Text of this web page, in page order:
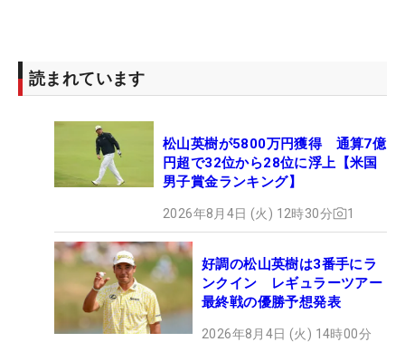
読まれています
松山英樹が5800万円獲得 通算7億
円超で32位から28位に浮上【米国
男子賞金ランキング】
2026年8月4日 (火) 12時30分 1
好調の松山英樹は3番手にラ
ンクイン レギュラーツアー
最終戦の優勝予想発表
2026年8月4日 (火) 14時00分